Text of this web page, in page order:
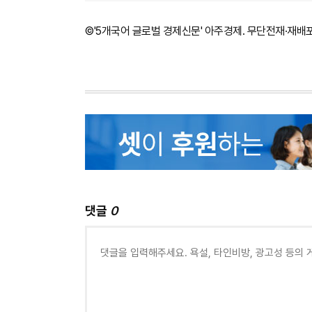
©'5개국어 글로벌 경제신문' 아주경제. 무단전재·재배
댓글 0